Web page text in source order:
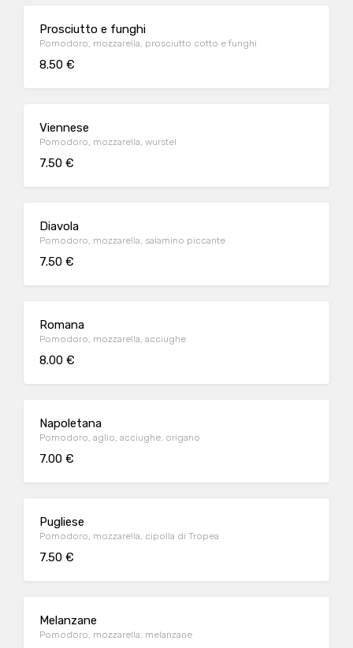
Prosciutto e funghi
Pomodoro, mozzarella, prosciutto cotto e funghi
8.50 €
Viennese
Pomodoro, mozzarella, wurstel
7.50 €
Diavola
Pomodoro, mozzarella, salamino piccante
7.50 €
Romana
Pomodoro, mozzarella, acciughe
8.00 €
Napoletana
Pomodoro, aglio, acciughe, origano
7.00 €
Pugliese
Pomodoro, mozzarella, cipolla di Tropea
7.50 €
Melanzane
Pomodoro, mozzarella, melanzane